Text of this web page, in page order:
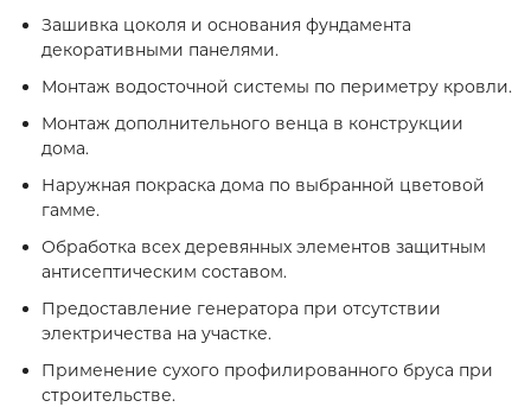
Зашивка цоколя и основания фундамента
декоративными панелями.
Монтаж водосточной системы по периметру кровли.
Монтаж дополнительного венца в конструкции
дома.
Наружная покраска дома по выбранной цветовой
гамме.
Обработка всех деревянных элементов защитным
антисептическим составом.
Предоставление генератора при отсутствии
электричества на участке.
Применение сухого профилированного бруса при
строительстве.